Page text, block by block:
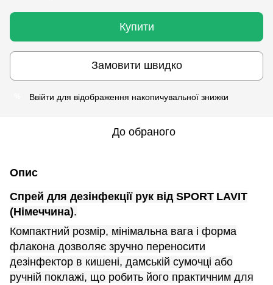
Купити
Замовити швидко
Ввійти для відображення накопичувальної знижки
До обраного
Опис
Спрей для дезінфекції рук від SPORT LAVIT
(Німеччина).
Компактний розмір, мінімальна вага і форма
флакона дозволяє зручно переносити
дезінфектор в кишені, дамській сумочці або
ручній поклажі, що робить його практичним для